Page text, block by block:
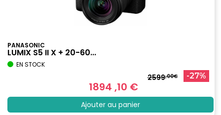
PANASONIC
LUMIX S5 II X + 20-60...
EN STOCK
2599,00€ -27%
1894 ,10 €
Ajouter au panier